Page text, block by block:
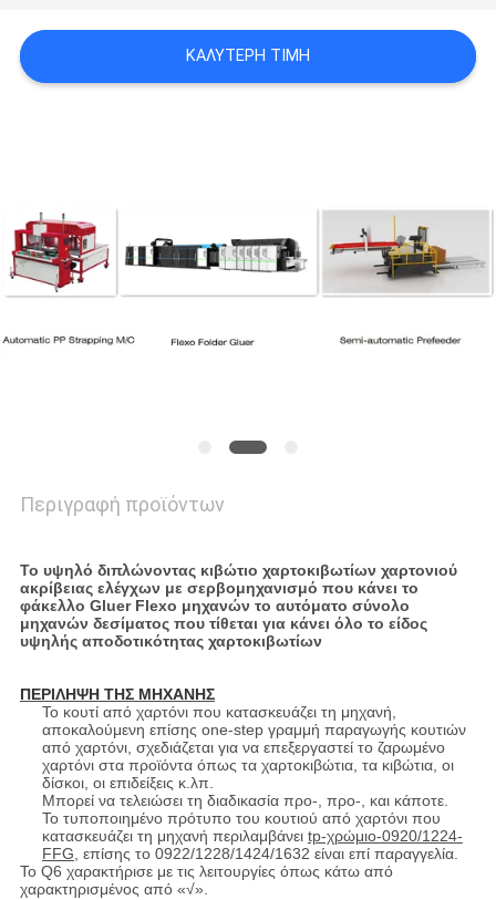
PRIVACY
ΚΑΛΎΤΕΡΗ ΤΙΜΉ
Περιγραφή προϊόντων
Το υψηλό διπλώνοντας κιβώτιο χαρτοκιβωτίων χαρτονιού
ακρίβειας ελέγχων με σερβομηχανισμό που κάνει το
φάκελλο Gluer Flexo μηχανών το αυτόματο σύνολο
μηχανών δεσίματος που τίθεται για κάνει όλο το είδος
υψηλής αποδοτικότητας χαρτοκιβωτίων
ΠΕΡΙΛΗΨΗ ΤΗΣ ΜΗΧΑΝΗΣ
Το κουτί από χαρτόνι που κατασκευάζει τη μηχανή,
αποκαλούμενη επίσης one-step γραμμή παραγωγής κουτιών
από χαρτόνι, σχεδιάζεται για να επεξεργαστεί το ζαρωμένο
χαρτόνι στα προϊόντα όπως τα χαρτοκιβώτια, τα κιβώτια, οι
δίσκοι, οι επιδείξεις κ.λπ.
Μπορεί να τελειώσει τη διαδικασία προ-, προ-, και κάποτε.
Το τυποποιημένο πρότυπο του κουτιού από χαρτόνι που
κατασκευάζει τη μηχανή περιλαμβάνει tp-χρώμιο-0920/1224-
FFG, επίσης το 0922/1228/1424/1632 είναι επί παραγγελία.
Το Q6 χαρακτήρισε με τις λειτουργίες όπως κάτω από
χαρακτηρισμένος από «√».